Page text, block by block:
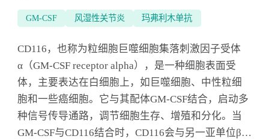
GM-CSF 风湿性关节炎 玛弗利木单抗
CD116，也称为粒细胞巨噬细胞集落刺激因子受体
α（GM-CSF receptor alpha），是一种细胞表面受
体，主要表达在白细胞上，如巨噬细胞、中性粒细
胞和一些癌细胞。它与其配体GM-CSF结合，启动多
种信号传导通路，调节细胞生存、增殖和分化。当
GM-CSF与CD116结合时，CD116会与另一亚单位β配